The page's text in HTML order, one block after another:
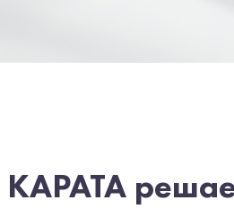
КАРАТА